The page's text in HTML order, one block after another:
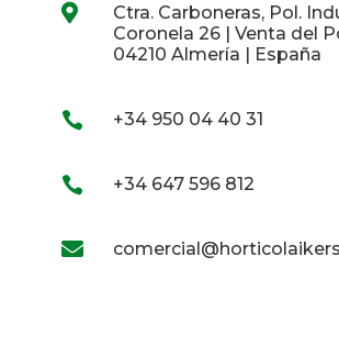

Ctra. Carboneras, Pol.
Coronela 26 | Venta del
04210 Almería | España
 +34 950 04 40 31
 +34 647 596 812
